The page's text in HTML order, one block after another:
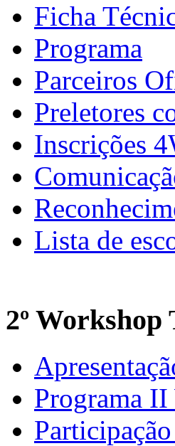
Ficha
Programa
Parceiros
Preletores
Inscrições
Lista de
2º Workshop
Programa